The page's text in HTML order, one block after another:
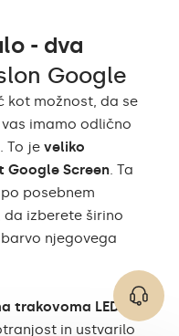
bela 3000K /
bela 7000K /
LED 6500K/
LED nevtralna
15 000 ur/ Phillips
45 000h
W / m
za montažo,
za montažo
- dva
Google
kot možnost, da se
imamo odlično
To je veliko
Screen. Ta
posebnem
izberete širino
njegovega
trakovoma LED
in ustvarilo